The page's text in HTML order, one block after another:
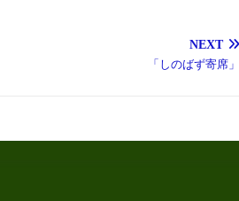
NEXT
「しのばず寄席」